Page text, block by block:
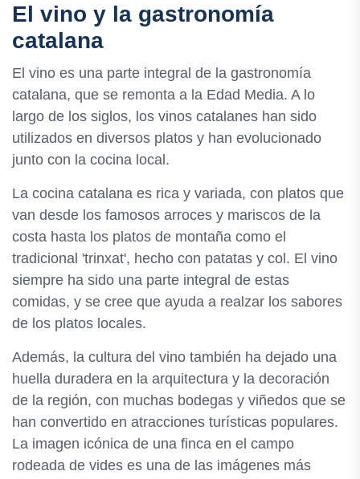
El vino y la gastronomía
catalana
El vino es una parte integral de la gastronomía
catalana, que se remonta a la Edad Media. A lo
largo de los siglos, los vinos catalanes han sido
utilizados en diversos platos y han evolucionado
junto con la cocina local.
La cocina catalana es rica y variada, con platos que
van desde los famosos arroces y mariscos de la
costa hasta los platos de montaña como el
tradicional 'trinxat', hecho con patatas y col. El vino
siempre ha sido una parte integral de estas
comidas, y se cree que ayuda a realzar los sabores
de los platos locales.
Además, la cultura del vino también ha dejado una
huella duradera en la arquitectura y la decoración
de la región, con muchas bodegas y viñedos que se
han convertido en atracciones turísticas populares.
La imagen icónica de una finca en el campo
rodeada de vides es una de las imágenes más